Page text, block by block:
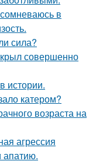
в
сила?
совершенно
истории.
катером?
возраста на
агрессия
апатию.